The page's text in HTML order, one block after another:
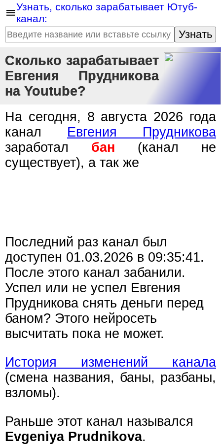
Узнать, сколько зарабатывает Ютуб-
канал:
Узнать
Сколько зарабатывает
Евгения Прудникова
на Youtube?
На сегодня, 8 августа 2026 года
канал Евгения Прудникова
заработал бан (канал не
существует), а так же
Последний раз канал был
доступен 01.03.2026 в 09:35:41.
После этого канал забанили.
Успел или не успел Евгения
Прудникова снять деньги перед
баном? Этого нейросеть
высчитать пока не может.
История изменений канала
(смена названия, баны, разбаны,
взломы).
Раньше этот канал назывался
Evgeniya Prudnikova.